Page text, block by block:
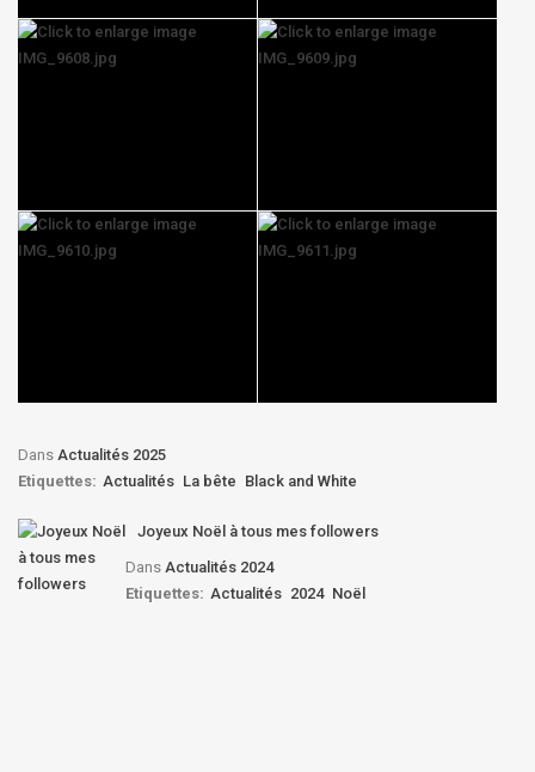
Dans Actualités 2025
Etiquettes: Actualités La bête Black and White
Joyeux Noël à tous mes followers
Dans Actualités 2024
Etiquettes: Actualités 2024 Noël